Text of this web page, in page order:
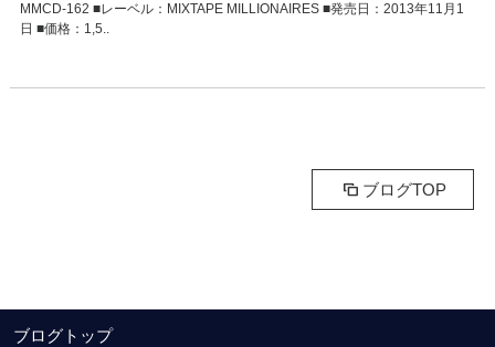
MMCD-162 ■レーベル：MIXTAPE MILLIONAIRES ■発売日：2013年11月1
日 ■価格：1,5..
ブログTOP
ブログトップ